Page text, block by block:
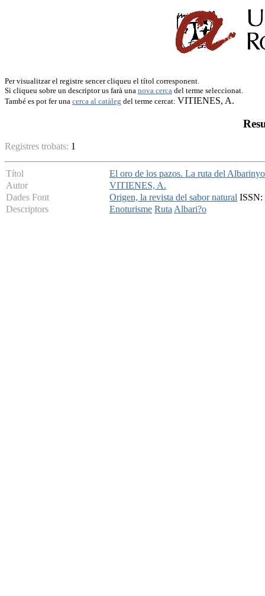
Per visualitzar el registre sencer cliqueu el títol corresponent.
Si cliqueu sobre un descriptor us farà una nova cerca del terme seleccionat.
També es pot fer una cerca al catàleg del terme cercat: VITIENES, A.
Registres trobats: 1
Títol
El oro de los pazos. La ruta del Albarinyo
Autor
VITIENES, A.
Dades Font
Origen, la revista del sabor natural ISSN:
Descriptors
Enoturisme RutaAlbari?o